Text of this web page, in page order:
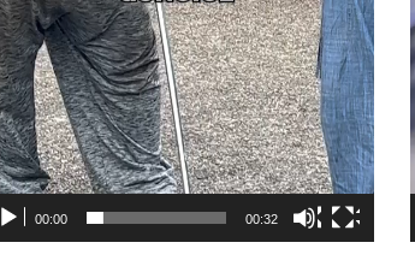
00:00 00:32